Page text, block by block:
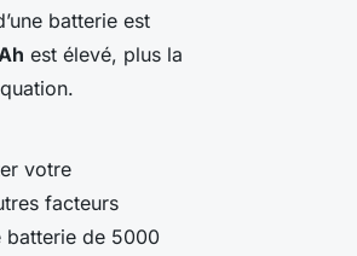
batterie est
est élevé, plus la
votre
facteurs
batterie de 5000